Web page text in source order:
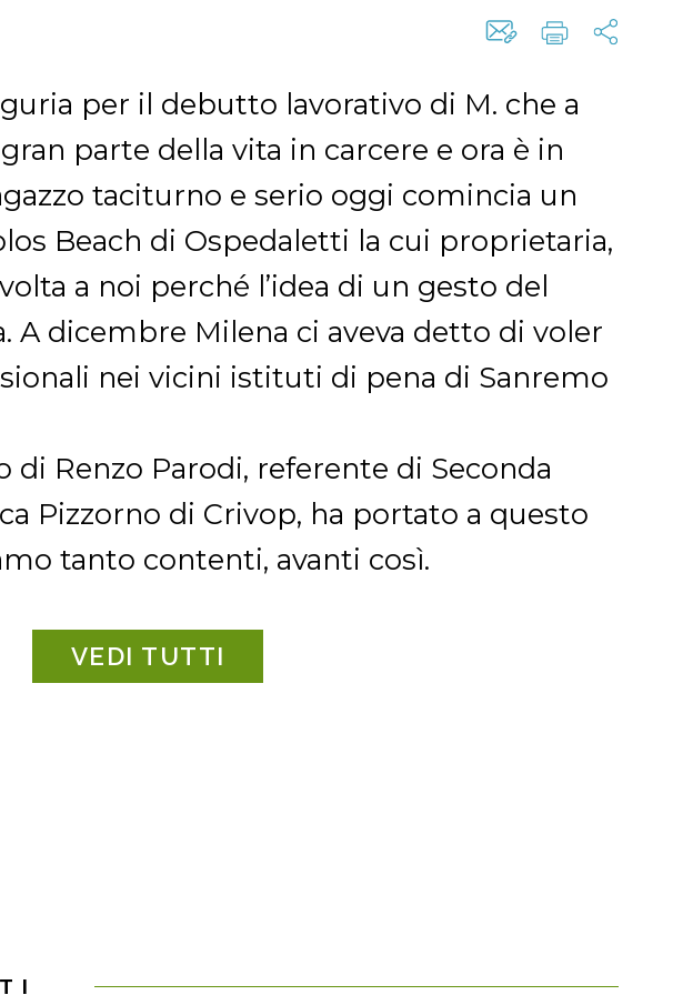
per il debutto lavorativo di M. che a
parte della vita in carcere e ora è in
taciturno e serio oggi comincia un
Beach di Ospedaletti la cui proprietaria,
a noi perché l’idea di un gesto del
A dicembre Milena ci aveva detto di voler
nei vicini istituti di pena di Sanremo
di Renzo Parodi, referente di Seconda
Pizzorno di Crivop, ha portato a questo
tanto contenti, avanti così.
VEDI TUTTI